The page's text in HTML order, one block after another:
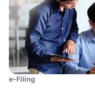
e-Filing